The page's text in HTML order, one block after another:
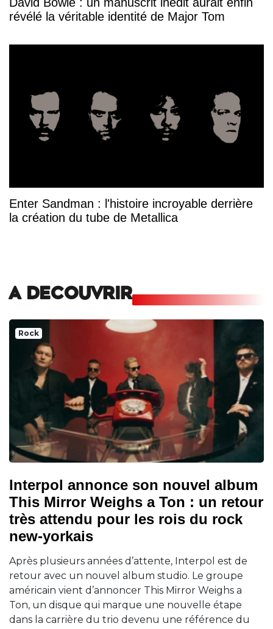
révélé la véritable identité de Major Tom
Enter Sandman : l'histoire incroyable derrière
la création du tube de Metallica
A DECOUVRIR
Rock
Interpol annonce son nouvel album
This Mirror Weighs a Ton : un retour
très attendu pour les rois du rock
new-yorkais
Après plusieurs années d’attente, Interpol est de
retour avec un nouvel album studio. Le groupe
américain vient d’annoncer This Mirror Weighs a
Ton, un disque qui marque une nouvelle étape
dans la carrière du trio devenu une référence du